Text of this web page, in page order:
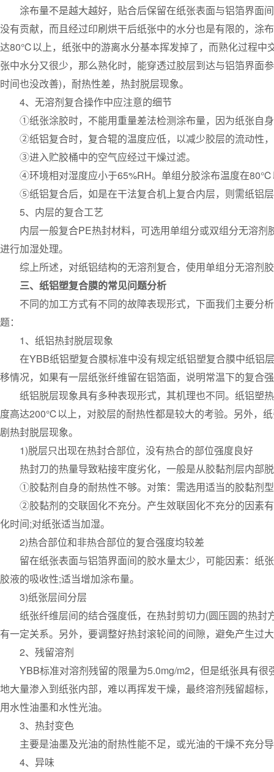
涂布量不是越大越好，贴合后保留在纸张表面与铝箔界面
没有贡献，而且经过印刷烘干后纸张中的水分也是有限的，涂
达80℃以上，纸张中的游离水分基本挥发掉了，而熟化过程中
张中水分又很少，那么熟化时，能穿透过胶层到达与铝箔界面
时间也没改善)，耐热性差，热封脱层现象。
4、无溶剂复合操作中应注意的细节
①纸张涂胶时，不能用重量差法检测涂布量，因为纸张自身
②纸铝复合时，复合辊的温度应低，以减少胶层的流动性，
③进入贮胶桶中的空气应经过干燥过滤。
④环境相对湿度应小于65%RH。单组分胶涂布温度在80℃
⑤纸铝复合后，如是在干法复合机上复合内层，则需纸铝
5、内层的复合工艺
内层一般复合PE热封材料，可选用单组分或双组分无溶剂
进行加湿处理。
综上所述，对纸铝结构的无溶剂复合，使用单组分无溶剂
三、纸铝塑复合膜的常见问题分析
不同的加工方式有不同的故障表现形式，下面我们主要分
题：
1、纸铝热封脱层现象
在YBB纸铝塑复合膜标准中没有规定纸铝塑复合膜中纸铝
移情况，如果有一层纸张纤维留在铝箔面，说明常温下的复合
纸铝脱层现象具有多种表现形式，其机理也不同。纸铝塑
度高达200℃以上，对胶层的耐热性都是较大的考验。另外，
剧热封脱层现象。
1)脱层只出现在热封合部位，没有热合的部位强度良好
热封刀的热量导致粘接牢度劣化，一般是从胶黏剂层内部
①胶黏剂自身的耐热性不够。对策：需选用适当的胶黏剂
②胶黏剂的交联固化不充分。产生效联固化不充分的因素有
化时间;对纸张适当加湿。
2)热合部位和非热合部位的复合强度均较差
留在纸张表面与铝箔界面间的胶水量太少，可能因素：纸
胶液的吸收性;适当增加涂布量。
3)纸张层间分层
纸张纤维层间的结合强度低，在热封剪切力(圆压圆的热封
有一定关系。另外，要调整好热封滚轮间的间隙，避免产生过
2、残留溶剂
YBB标准对溶剂残留的限量为5.0mg/m2，但是纸张具有很
地大量渗入到纸张内部，难以再挥发干燥，最终溶剂残留超标
用水性油墨和水性光油。
3、热封变色
主要是油墨及光油的耐热性能不足，或光油的干燥不充分
4、异味